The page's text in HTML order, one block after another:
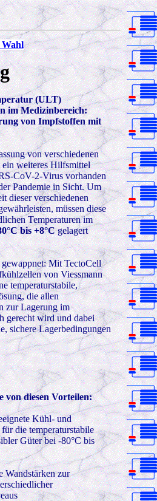
Wahl
(ULT)
im Medizinbereich:
von Impfstoffen mit
von verschiedenen
weiteres Hilfsmittel
CoV-2-Virus vorhanden
Pandemie in Sicht. Um
dieser verschiedenen
müssen diese
Temperaturen im
bis +8°Cgelagert
Mit TectoCell
von Viessmann
temperaturstabile,
die allen
zur Lagerung im
gerecht wird und dabei
sichere Lagerbedingungen
von diesen Vorteilen:
Kühl- und
die temperaturstabile
Güter bei -80°C bis
Wandstärken zur